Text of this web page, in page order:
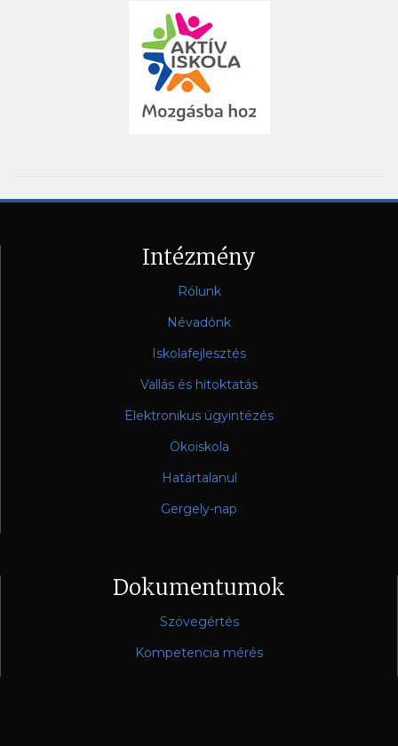
Intézmény
Rólunk
Névadónk
Iskolafejlesztés
Vallás és hitoktatás
Elektronikus ügyintézés
Ökoiskola
Határtalanul
Gergely-nap
Dokumentumok
Szövegértés
Kompetencia mérés